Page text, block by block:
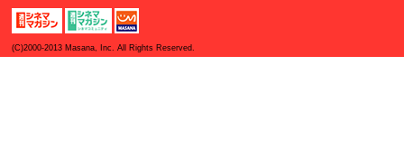
(C)2000-2013 Masana, Inc. All Rights Reserved.